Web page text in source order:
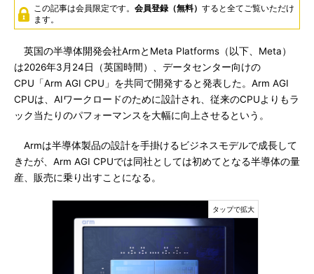
この記事は会員限定です。 会員登録（無料） すると全てご覧いただけ
ます。
英国の半導体開発会社ArmとMeta Platforms（以下、Meta）
は2026年3月24日（英国時間）、データセンター向けの
CPU「Arm AGI CPU」を共同で開発すると発表した。Arm AGI
CPUは、AIワークロードのために設計され、従来のCPUよりもラ
ック当たりのパフォーマンスを大幅に向上させるという。
Armは半導体製品の設計を手掛けるビジネスモデルで成長して
きたが、Arm AGI CPUでは同社としては初めてとなる半導体の量
産、販売に乗り出すことになる。